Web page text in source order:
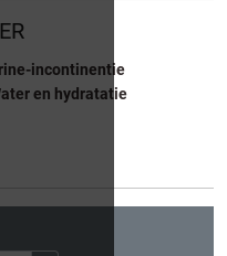
incontinentie
en hydratatie